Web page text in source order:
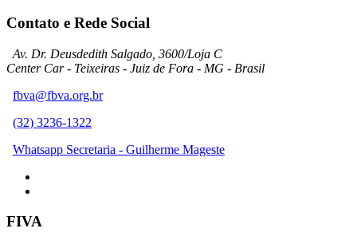
Contato e Rede Social
Av. Dr. Deusdedith Salgado, 3600/Loja C
Center Car - Teixeiras - Juiz de Fora - MG - Brasil
fbva@fbva.org.br
(32) 3236-1322
Whatsapp Secretaria - Guilherme Mageste
FIVA